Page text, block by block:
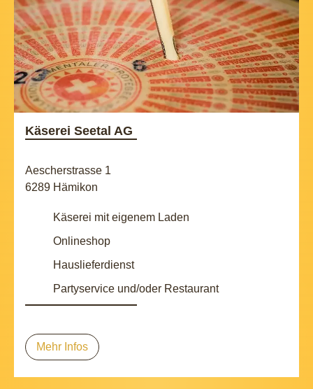
Käserei Seetal AG
Aescherstrasse 1
6289 Hämikon
Käserei mit eigenem Laden
Onlineshop
Hauslieferdienst
Partyservice und/oder Restaurant
Mehr Infos